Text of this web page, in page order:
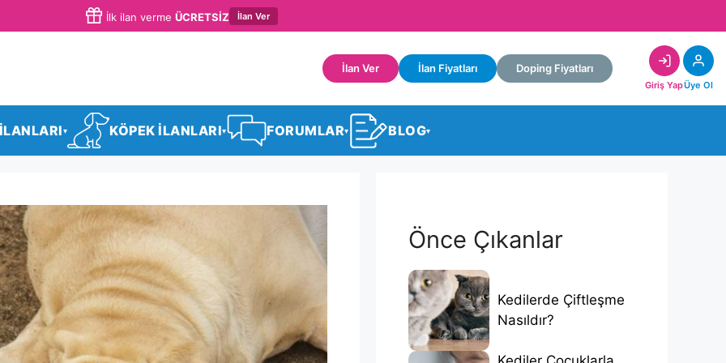
İlk ilan verme ÜCRETSİZ İlan Ver
İlan Ver İlan Fiyatları Doping Fiyatları
Giriş YapÜye Ol
▾ KÖPEK İLANLARI▾ FORUMLAR▾ BLOG▾
Önce Çıkanlar
Kedilerde Çiftleşme
Nasıldır?